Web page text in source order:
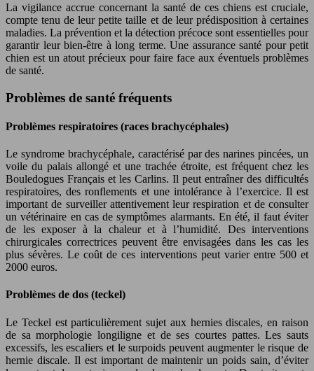
La vigilance accrue concernant la santé de ces chiens est cruciale,
compte tenu de leur petite taille et de leur prédisposition à certaines
maladies. La prévention et la détection précoce sont essentielles pour
garantir leur bien-être à long terme. Une assurance santé pour petit
chien est un atout précieux pour faire face aux éventuels problèmes
de santé.
Problèmes de santé fréquents
Problèmes respiratoires (races brachycéphales)
Le syndrome brachycéphale, caractérisé par des narines pincées, un
voile du palais allongé et une trachée étroite, est fréquent chez les
Bouledogues Français et les Carlins. Il peut entraîner des difficultés
respiratoires, des ronflements et une intolérance à l’exercice. Il est
important de surveiller attentivement leur respiration et de consulter
un vétérinaire en cas de symptômes alarmants. En été, il faut éviter
de les exposer à la chaleur et à l’humidité. Des interventions
chirurgicales correctrices peuvent être envisagées dans les cas les
plus sévères. Le coût de ces interventions peut varier entre 500 et
2000 euros.
Problèmes de dos (teckel)
Le Teckel est particulièrement sujet aux hernies discales, en raison
de sa morphologie longiligne et de ses courtes pattes. Les sauts
excessifs, les escaliers et le surpoids peuvent augmenter le risque de
hernie discale. Il est important de maintenir un poids sain, d’éviter